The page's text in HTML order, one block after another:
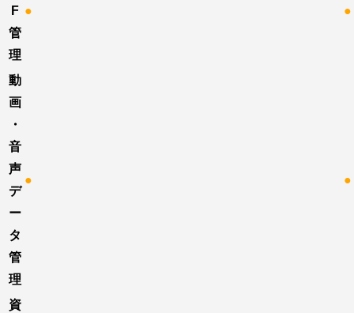
F
管
理
● ●
動
画
・
音
声
デ
ー
タ
管
理
● ●
資